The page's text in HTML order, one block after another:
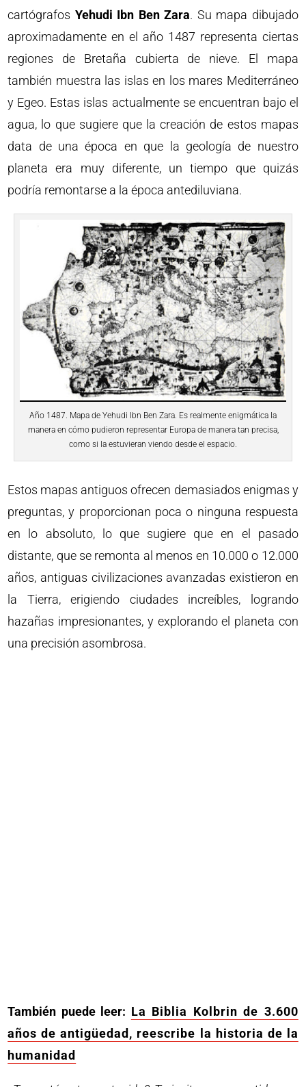
cartógrafos Yehudi Ibn Ben Zara. Su mapa dibujado
aproximadamente en el año 1487 representa ciertas
regiones de Bretaña cubierta de nieve. El mapa
también muestra las islas en los mares Mediterráneo
y Egeo. Estas islas actualmente se encuentran bajo el
agua, lo que sugiere que la creación de estos mapas
data de una época en que la geología de nuestro
planeta era muy diferente, un tiempo que quizás
podría remontarse a la época antediluviana.
Año 1487. Mapa de Yehudi Ibn Ben Zara. Es realmente enigmática la
manera en cómo pudieron representar Europa de manera tan precisa,
como si la estuvieran viendo desde el espacio.
Estos mapas antiguos ofrecen demasiados enigmas y
preguntas, y proporcionan poca o ninguna respuesta
en lo absoluto, lo que sugiere que en el pasado
distante, que se remonta al menos en 10.000 o 12.000
años, antiguas civilizaciones avanzadas existieron en
la Tierra, erigiendo ciudades increíbles, logrando
hazañas impresionantes, y explorando el planeta con
una precisión asombrosa.
También puede leer: La Biblia Kolbrin de 3.600
años de antigüedad, reescribe la historia de la
humanidad